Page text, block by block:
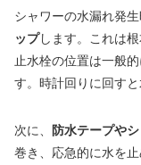
シャワーの水漏れ発
ップします。これは
止水栓の位置は一般
す。時計回りに回すと
次に、 防水テープや
巻き、応急的に水を